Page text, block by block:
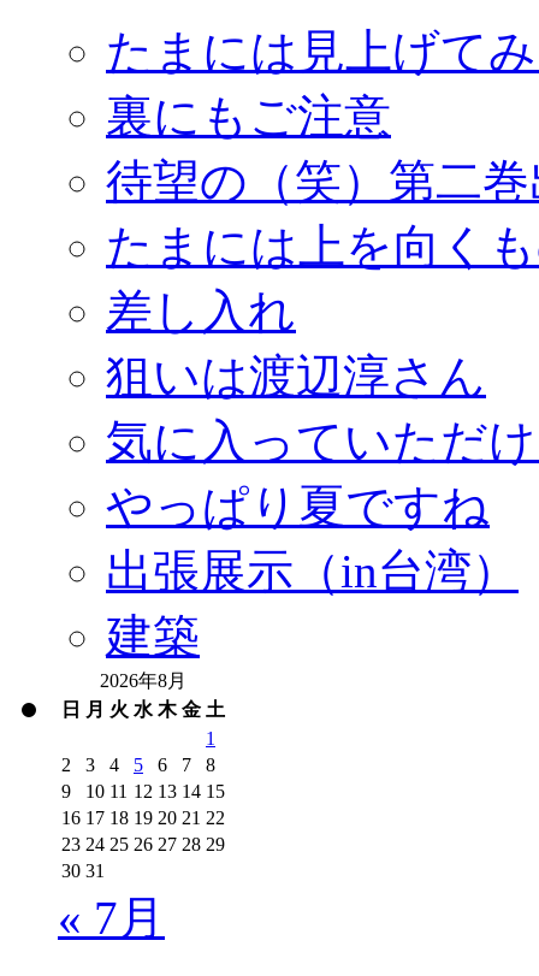
たまには見上げて
裏にもご注意
待望の（笑）第二
たまには上を向く
差し入れ
狙いは渡辺淳さん
気に入っていただ
やっぱり夏ですね
出張展示（in台湾）
建築
2026年8月
日
月 火 水 木 金 土
1
2
3 4 5 6 7
8
9
10 11 12 13 14 15
16 17 18 19 20 21 22
23 24 25 26 27 28 29
30 31
« 7月